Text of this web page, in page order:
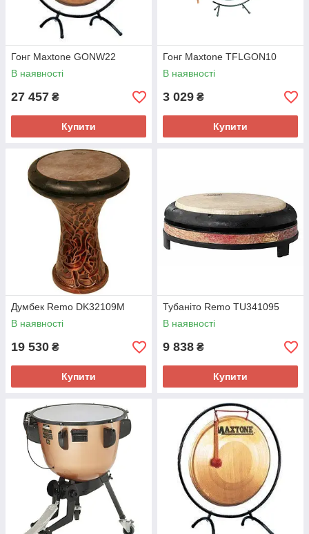
Гонг Maxtone GONW22
В наявності
27 457 ₴
Купити
Гонг Maxtone TFLGON10
В наявності
3 029 ₴
Купити
Думбек Remo DK32109M
В наявності
19 530 ₴
Купити
Тубаніто Remo TU341095
В наявності
9 838 ₴
Купити